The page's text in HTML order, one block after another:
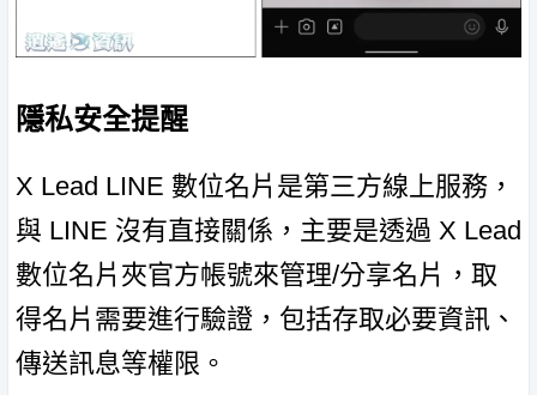
隱私安全提醒
X Lead LINE 數位名片是第三方線上服務，
與 LINE 沒有直接關係，主要是透過 X Lead
數位名片夾官方帳號來管理/分享名片，取
得名片需要進行驗證，包括存取必要資訊、
傳送訊息等權限。